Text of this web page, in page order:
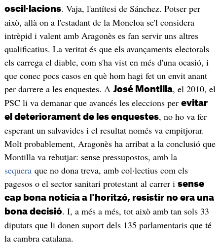
oscil·lacions. Vaja, l'antítesi de Sánchez. Potser per
això, allà on a l'estadant de la Moncloa se'l considera
intrèpid i valent amb Aragonès es fan servir uns altres
qualificatius. La veritat és que els avançaments electorals
els carrega el diable, com s'ha vist en més d'una ocasió, i
que conec pocs casos en què hom hagi fet un envit anant
per darrere a les enquestes. A José Montilla, el 2010, el
PSC li va demanar que avancés les eleccions per evitar
el deteriorament de les enquestes, no ho va fer
esperant un salvavides i el resultat només va empitjorar.
Molt probablement, Aragonès ha arribat a la conclusió que
Montilla va rebutjar: sense pressupostos, amb la
sequeraque no dona treva, amb col·lectius com els
pagesos o el sector sanitari protestant al carrer i sense
cap bona notícia a l'horitzó, resistir no era una
bona decisió. I, a més a més, tot això amb tan sols 33
diputats que li donen suport dels 135 parlamentaris que té
la cambra catalana.